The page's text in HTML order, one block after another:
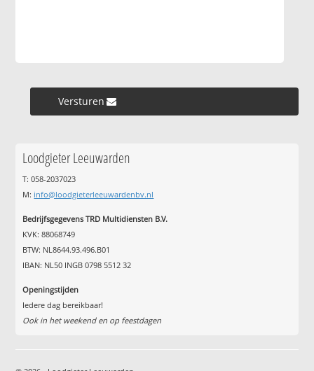
Versturen »
Loodgieter Leeuwarden
T: 058-2037023
M: info@loodgieterleeuwardenbv.nl
Bedrijfsgegevens TRD Multidiensten B.V.
KVK: 88068749
BTW: NL8644.93.496.B01
IBAN: NL50 INGB 0798 5512 32
Openingstijden
Iedere dag bereikbaar!
Ook in het weekend en op feestdagen